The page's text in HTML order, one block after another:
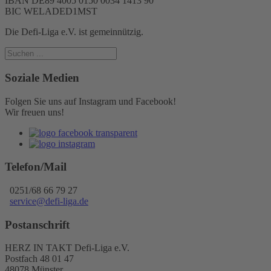
BIC WELADED1MST
Die Defi-Liga e.V. ist gemeinnützig.
Soziale Medien
Folgen Sie uns auf Instagram und Facebook!
Wir freuen uns!
Telefon/Mail
0251/68 66 79 27
service@defi-liga.de
Postanschrift
HERZ IN TAKT Defi-Liga e.V.
Postfach 48 01 47